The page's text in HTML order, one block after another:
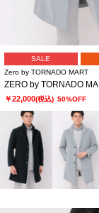
SALE
Zero by TORNADO MART
￥22,000(税込) 50%OFF